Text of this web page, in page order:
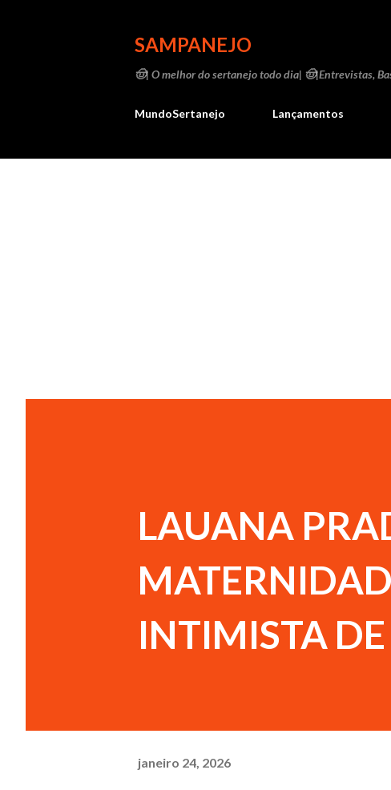
SAMPANEJO
🤠| O melhor do sertanejo todo dia| 🤠|Entrevistas,
MundoSertanejo Lançamentos
LAUANA
INTIMISTA DE
janeiro 24, 2026